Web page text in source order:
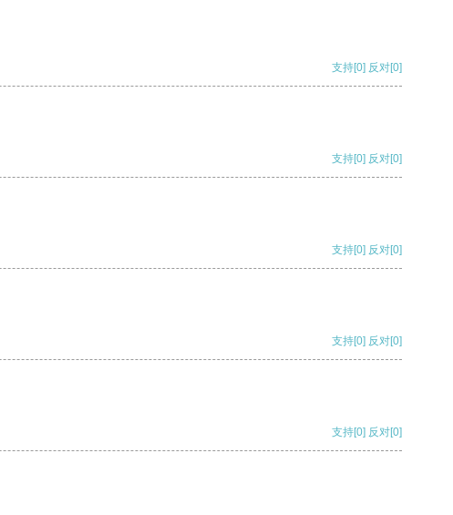
支持[0] 反对[0]
支持[0] 反对[0]
支持[0] 反对[0]
支持[0] 反对[0]
支持[0] 反对[0]